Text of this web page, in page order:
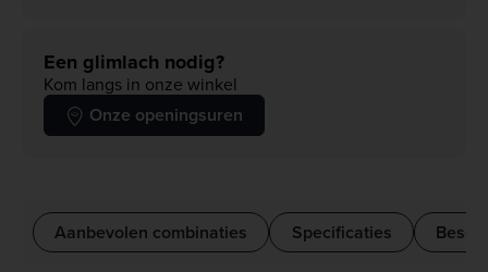
Een glimlach nodig?
Kom langs in onze winkel
Onze openingsuren
Aanbevolen combinaties Specificaties